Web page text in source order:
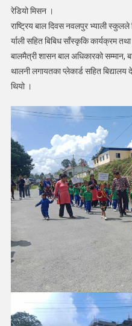
रेडियो मिसन ।
राष्ट्रिय बाल दिवस नवलपुर भ्याली
र्याली सहित बिबिध साँस्कृकि कार्यक्रम
बालमैत्री शासन बाल अधिकारको सम्मान,
थालनी लगायतका प्लेकार्ड सहित बिद्यालय
थियो ।